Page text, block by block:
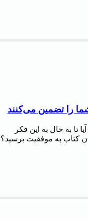
تا به حال به این فکر
کتاب به موفقیت برسید؟